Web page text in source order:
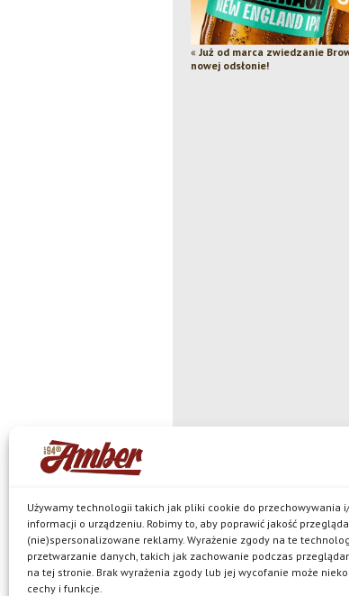
Używamy technologii takich jak pliki cookie do przechowywania
informacji o urządzeniu. Robimy to, aby poprawić jakość
(nie)spersonalizowane reklamy. Wyrażenie zgody na te
przetwarzanie danych, takich jak zachowanie podczas
na tej stronie. Brak wyrażenia zgody lub jej wycofanie może
cechy i funkcje.
« Już od marca zwiedzanie
nowej odsłonie!
© Browar Amber spółka z
jest właścicielem browaru w Bielkówku
Pils, Neptun, Harde, Amber Mocny Red,